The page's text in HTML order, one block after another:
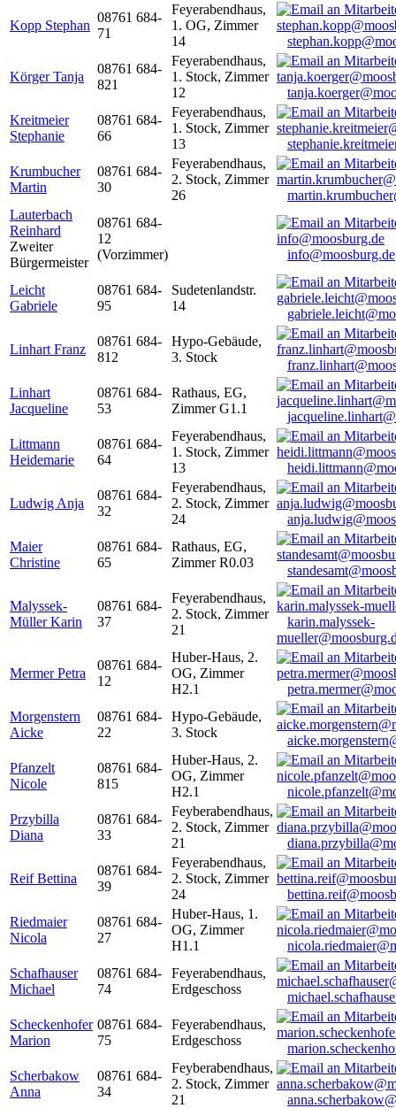
Kopp Stephan
08761 684-
71
Feyerabendhaus,
1. OG, Zimmer
14
Körger Tanja
08761 684-
821
Feyerabendhaus,
1. Stock, Zimmer
12
Kreitmeier
Stephanie
08761 684-
66
Feyerabendhaus,
1. Stock, Zimmer
13
Krumbucher
Martin
08761 684-
30
Feyerabendhaus,
2. Stock, Zimmer
26
Lauterbach
Reinhard
Zweiter
Bürgermeister
08761 684-
12
(Vorzimmer)
info@moosburg.de
Leicht
Gabriele
08761 684-
95
Sudetenlandstr.
14
Linhart Franz
08761 684-
812
Hypo-Gebäude,
3. Stock
Linhart
Jacqueline
08761 684-
53
Rathaus, EG,
Zimmer G1.1
Littmann
Heidemarie
08761 684-
64
Feyerabendhaus,
1. Stock, Zimmer
13
Ludwig Anja
08761 684-
32
Feyerabendhaus,
2. Stock, Zimmer
24
Maier
Christine
08761 684-
65
Rathaus, EG,
Zimmer R0.03
Malyssek-
Müller Karin
08761 684-
37
Feyerabendhaus,
2. Stock, Zimmer
21
karin.malyssek-
Mermer Petra
08761 684-
12
Huber-Haus, 2.
OG, Zimmer
H2.1
Morgenstern
Aicke
08761 684-
22
Hypo-Gebäude,
3. Stock
Pfanzelt
Nicole
08761 684-
815
Huber-Haus, 2.
OG, Zimmer
H2.1
Przybilla
Diana
08761 684-
33
Feyberabendhaus,
2. Stock, Zimmer
21
Reif Bettina
08761 684-
39
Feyerabendhaus,
2. Stock, Zimmer
24
Riedmaier
Nicola
08761 684-
27
Huber-Haus, 1.
OG, Zimmer
H1.1
Schafhauser
Michael
08761 684-
74
Feyerabendhaus,
Erdgeschoss
Scheckenhofer
Marion
08761 684-
75
Feyerabendhaus,
Erdgeschoss
Scherbakow
Anna
08761 684-
34
Feyberabendhaus,
2. Stock, Zimmer
21